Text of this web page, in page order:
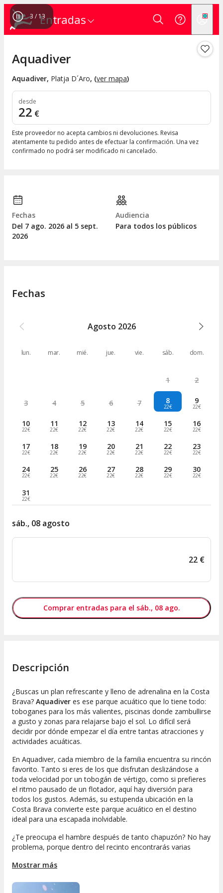
Entradas
3 / 13
Aquadiver
Aquadiver, Platja D´Aro, (ver mapa)
desde
22 €
Este proveedor no acepta cambios ni devoluciones. Revisa
atentamente tu pedido antes de efectuar la confirmación. Una vez
confirmado no podrá ser modificado ni cancelado.
Fechas
Del 7 ago. 2026 al 5 sept.
2026
Audiencia
Para todos los públicos
Fechas
Agosto 2026
lun. mar. mié. jue. vie. sáb. dom.
1 2
3 4 5 6 7 8
22€
9
22€
10
22€
11
22€
12
22€
13
22€
14
22€
15
22€
16
22€
17
22€
18
22€
19
22€
20
22€
21
22€
22
22€
23
22€
24
22€
25
22€
26
22€
27
22€
28
22€
29
22€
30
22€
31
22€
sáb., 08 agosto
22 €
Comprar entradas para el sáb., 08 ago.
Descripción
¿Buscas un plan refrescante y lleno de adrenalina en la Costa
Brava? Aquadiver es ese parque acuático que lo tiene todo:
toboganes para los más valientes, piscinas donde zambullirse
a gusto y zonas para relajarse bajo el sol. Lo difícil será
decidir por dónde empezar el día entre tantas atracciones y
actividades acuáticas.
En Aquadiver, cada miembro de la familia encuentra su rincón
favorito. Tanto si eres de los que disfrutan deslizándose a
toda velocidad por un tobogán de vértigo, como si prefieres
el ritmo pausado de un flotador, aquí hay diversión para
todos los gustos. Además, su estupenda ubicación en la
Costa Brava convierte este parque acuático en el destino
ideal para una escapada inolvidable.
¿Te preocupa el hambre después de tanto chapuzón? No hay
problema, porque dentro del recinto encontrarás varias
minuto de diversión. Así, solo tendrás que preocuparte de
llevar por la alegría del agua!
Mostrar más